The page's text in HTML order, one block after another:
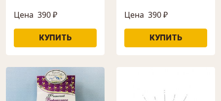
Цена 390 ₽ Цена 390 ₽